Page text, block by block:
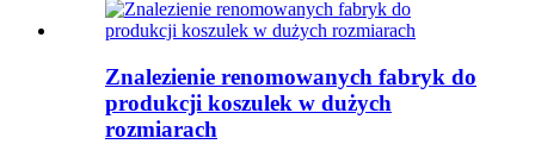
Znalezienie renomowanych fabryk do
produkcji koszulek w dużych
rozmiarach